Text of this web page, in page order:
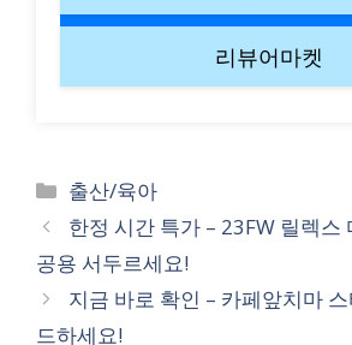
리뷰어마켓
Categories
출산/육아
한정 시간 특가 – 23FW 릴렉스
공용 서두르세요!
지금 바로 확인 – 카페앞치마
드하세요!